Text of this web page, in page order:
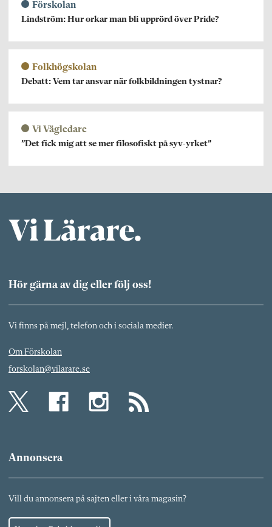
Förskolan
Lindström: Hur orkar man bli upprörd över Pride?
Folkhögskolan
Debatt: Vem tar ansvar när folkbildningen tystnar?
Vi Vägledare
”Det fick mig att se mer filosofiskt på syv-yrket”
Hör gärna av dig eller följ oss!
Vi finns på mejl, telefon och i sociala medier.
Om Förskolan
forskolan@vilarare.se
Annonsera
Vill du annonsera på sajten eller i våra magasin?